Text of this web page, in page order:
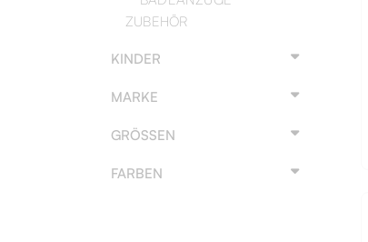
ZUBEHÖR
KINDER
MARKE
GRÖSSEN
FARBEN